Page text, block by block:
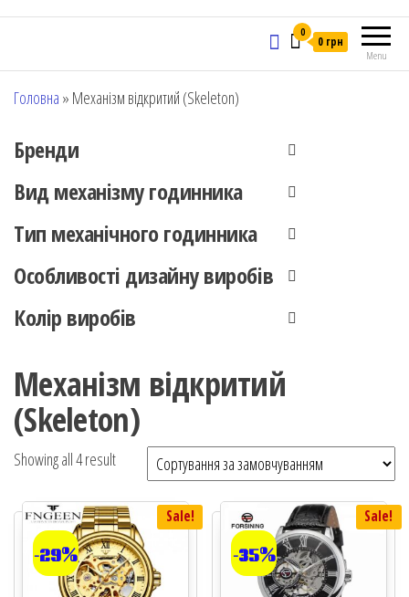
Menu
0
0 грн
Головна » Механізм відкритий (Skeleton)
Бренди
Вид механізму годинника
Тип механічного годинника
Особливості дизайну виробів
Колір виробів
Механізм відкритий
(Skeleton)
Showing all 4 result
Sale!
-29%
Sale!
-35%